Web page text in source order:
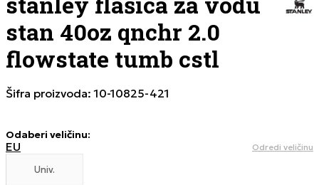
stan 40oz qnchr 2.0
flowstate tumb cstl
Šifra proizvoda:10-10825-421
Odaberi veličinu:
EU Odredi veličinu
Univ.